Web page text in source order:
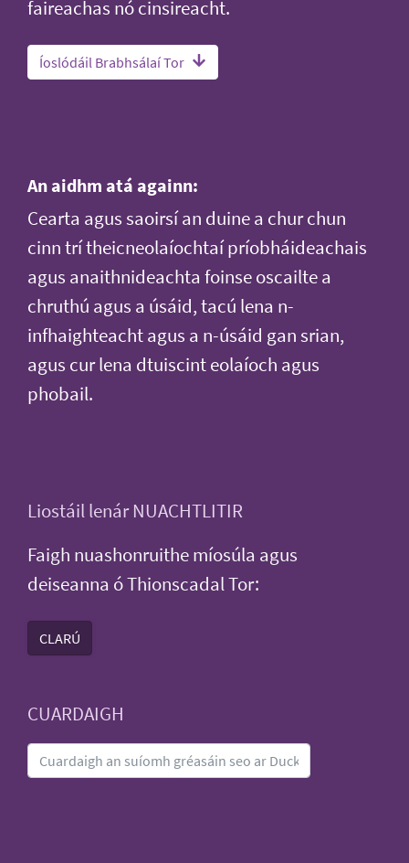
faireachas nó cinsireacht.
Íoslódáil Brabhsálaí Tor
An aidhm atá againn:
Cearta agus saoirsí an duine a chur chun
cinn trí theicneolaíochtaí príobháideachais
agus anaithnideachta foinse oscailte a
chruthú agus a úsáid, tacú lena n-
infhaighteacht agus a n-úsáid gan srian,
agus cur lena dtuiscint eolaíoch agus
phobail.
Liostáil lenár NUACHTLITIR
Faigh nuashonruithe míosúla agus
deiseanna ó Thionscadal Tor:
CLARÚ
CUARDAIGH